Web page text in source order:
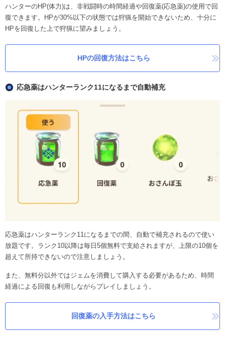
ハンターのHP(体力)は、非戦闘時の時間経過や回復薬(応急薬)の使用で回
復できます。HPが30%以下の状態では狩猟を開始できないため、十分に
HPを回復した上で狩猟に望みましょう。
HPの回復方法はこちら
応急薬はハンターランク11になるまで自動補充
応急薬はハンターランク11になるまでの間、自動で補充されるので使い
放題です。ランク10以降は毎日5個無料で支給されますが、上限の10個を
超えて所持できないので注意しましょう。
また、無料分以外ではジェムを消費して購入する必要があるため、時間
経過による回復も利用しながらプレイしましょう。
回復薬の入手方法はこちら